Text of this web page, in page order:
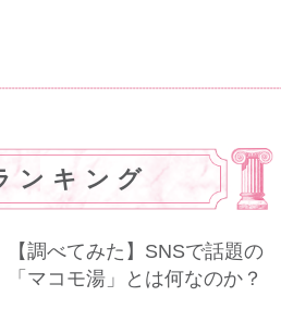
ンキング
【調べてみた】SNSで話題の
「マコモ湯」とは何なのか？